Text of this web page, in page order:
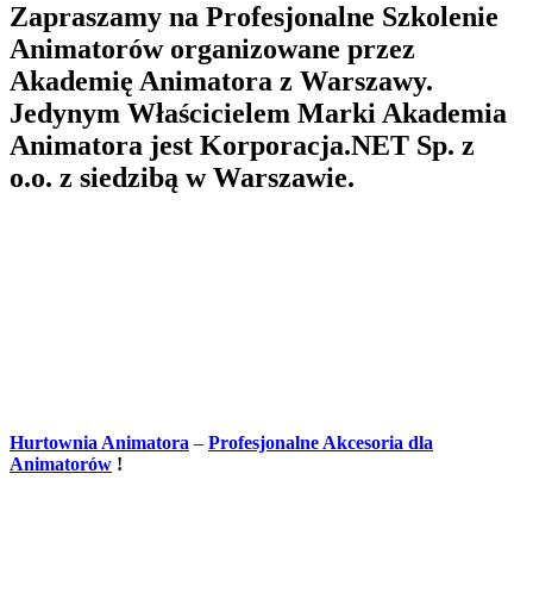
Zapraszamy na Profesjonalne Szkolenie
Animatorów organizowane przez
Akademię Animatora z Warszawy.
Jedynym Właścicielem Marki Akademia
Animatora jest Korporacja.NET Sp. z
o.o. z siedzibą w Warszawie.
Hurtownia Animatora – Profesjonalne Akcesoria dla
Animatorów !